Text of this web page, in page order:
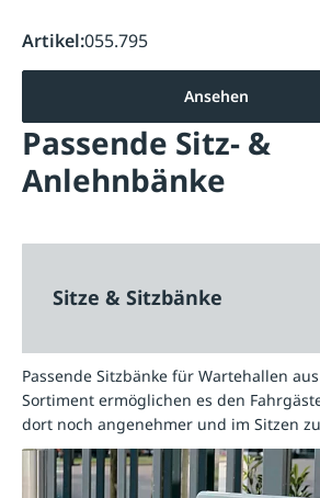
Artikel:055.795
Ansehen
Passende Sitz- &
Anlehnbänke
Sitze & Sitzbänke
Passende Sitzbänke für Wartehallen aus
Sortiment ermöglichen es den
dort noch angenehmer und im Sitzen